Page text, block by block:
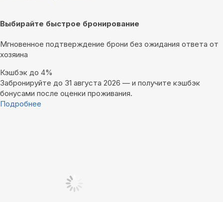
Выбирайте быстрое бронирование
Мгновенное подтверждение брони без ожидания ответа от
хозяина
Кэшбэк до 4%
Забронируйте до 31 августа 2026 — и получите кэшбэк
бонусами после оценки проживания.
Подробнее